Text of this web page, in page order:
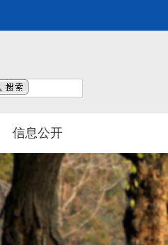
信息公开